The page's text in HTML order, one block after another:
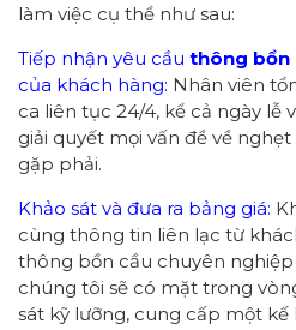
làm việc cụ thể như sau:
Tiếp nhận yêu cầu thông bồn
của khách hàng: Nhân viên
ca liên tục 24/4, kể cả ngày lễ
giải quyết mọi vấn đề về
gặp phải.
Khảo sát và đưa ra bảng giá:
cùng thông tin liên lạc từ
thông bồn cầu chuyên
chúng tôi sẽ có mặt trong
sát kỹ lưỡng, cung cấp một